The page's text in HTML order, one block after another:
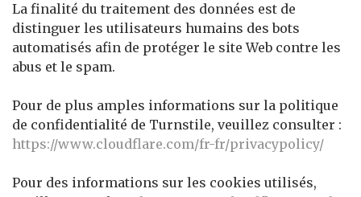
La finalité du traitement des données est de
distinguer les utilisateurs humains des bots
automatisés afin de protéger le site Web contre les
abus et le spam.
Pour de plus amples informations sur la politique
de confidentialité de Turnstile, veuillez consulter :
https://www.cloudflare.com/fr-fr/privacypolicy/
Pour des informations sur les cookies utilisés,